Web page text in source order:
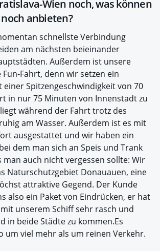
Wien noch, was können
anbieten?
schnellste Verbindung
am nächsten beieinander
Außerdem ist unsere
Fun-Fahrt, denn wir setzen ein
einer Spitzengeschwindigkeit von 70
in nur 75 Minuten von Innenstadt zu
während der Fahrt trotz des
am Wasser. Außerdem ist es mit
ausgestattet und wir haben ein
dem man sich an Speis und Trank
man auch nicht vergessen sollte: Wir
Naturschutzgebiet Donauauen, eine
attraktive Gegend. Der Kunde
also ein Paket von Eindrücken, er hat
unserem Schiff sehr rasch und
in beide Städte zu kommen.Es
um viel mehr als um reinen Verkehr.